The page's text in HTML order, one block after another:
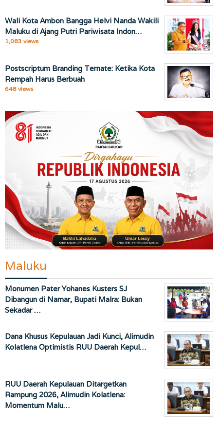
Wali Kota Ambon Bangga Helvi Nanda Wakili
Maluku di Ajang Putri Pariwisata Indon…
1,083 views
Postscriptum Branding Ternate: Ketika Kota
Rempah Harus Berbuah
648 views
Maluku
Monumen Pater Yohanes Kusters SJ
Dibangun di Namar, Bupati Malra: Bukan
Sekadar …
Dana Khusus Kepulauan Jadi Kunci, Alimudin
Kolatlena Optimistis RUU Daerah Kepul…
RUU Daerah Kepulauan Ditargetkan
Rampung 2026, Alimudin Kolatlena:
Momentum Malu…